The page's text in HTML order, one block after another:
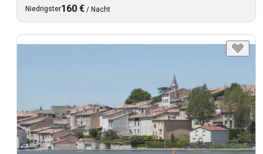
Niedrigster160 € / Nacht